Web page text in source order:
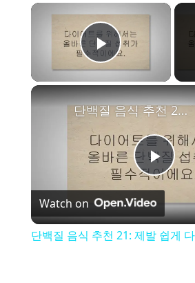
×
Play Video
P
l
단백질 음식 추천 21: 제발 쉽게 다이어트 하세요!
Watch on
단백질 음식 추천 21: 제발 쉽게